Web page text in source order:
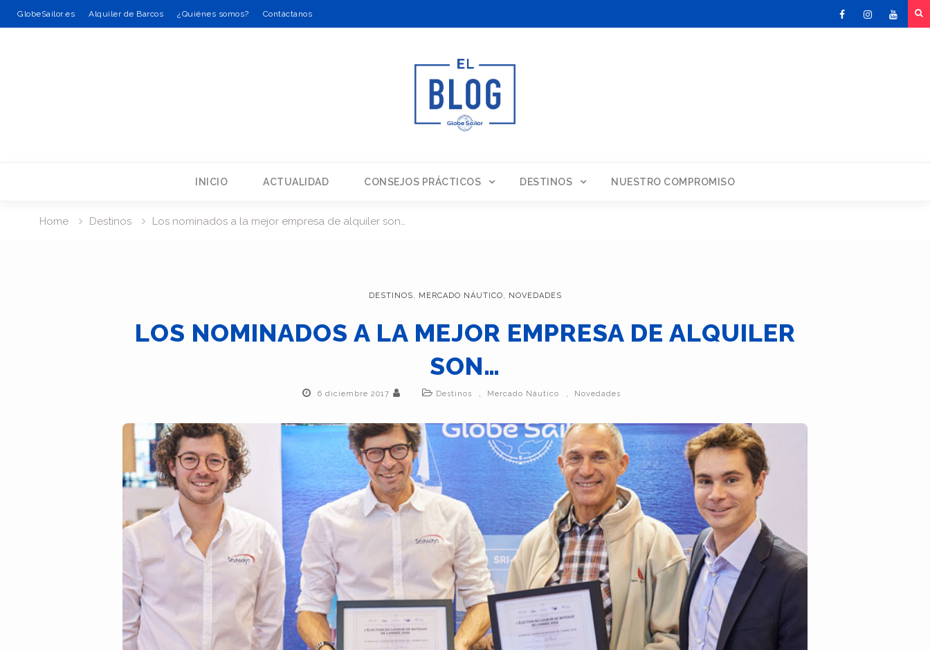
GlobeSailor.es Alquiler de Barcos ¿Quiénes somos? Contáctanos
INICIO ACTUALIDAD CONSEJOS PRÁCTICOS DESTINOS NUESTRO COMPROMISO
Home Destinos Los nominados a la mejor empresa de alquiler son…
DESTINOS, MERCADO NÁUTICO, NOVEDADES
LOS NOMINADOS A LA MEJOR EMPRESA DE ALQUILER
SON…
6 diciembre 2017 Destinos Mercado Náutico Novedades